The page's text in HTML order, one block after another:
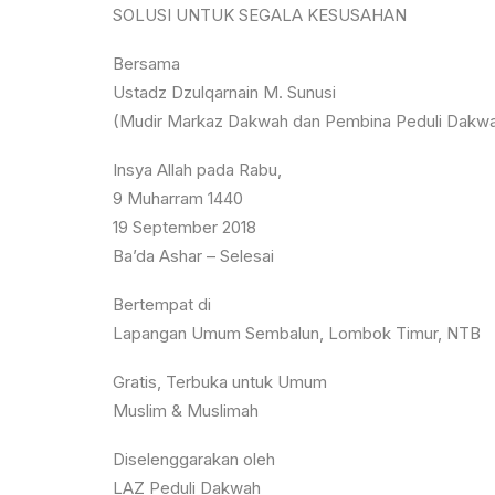
SOLUSI UNTUK SEGALA KESUSAHAN
Bersama
Ustadz Dzulqarnain M. Sunusi
(Mudir Markaz Dakwah dan Pembina Peduli
Insya Allah pada Rabu,
9 Muharram 1440
19 September 2018
Ba’da Ashar – Selesai
Bertempat di
Lapangan Umum Sembalun, Lombok Timur, NTB
Gratis, Terbuka untuk Umum
Muslim & Muslimah
Diselenggarakan oleh
LAZ Peduli Dakwah